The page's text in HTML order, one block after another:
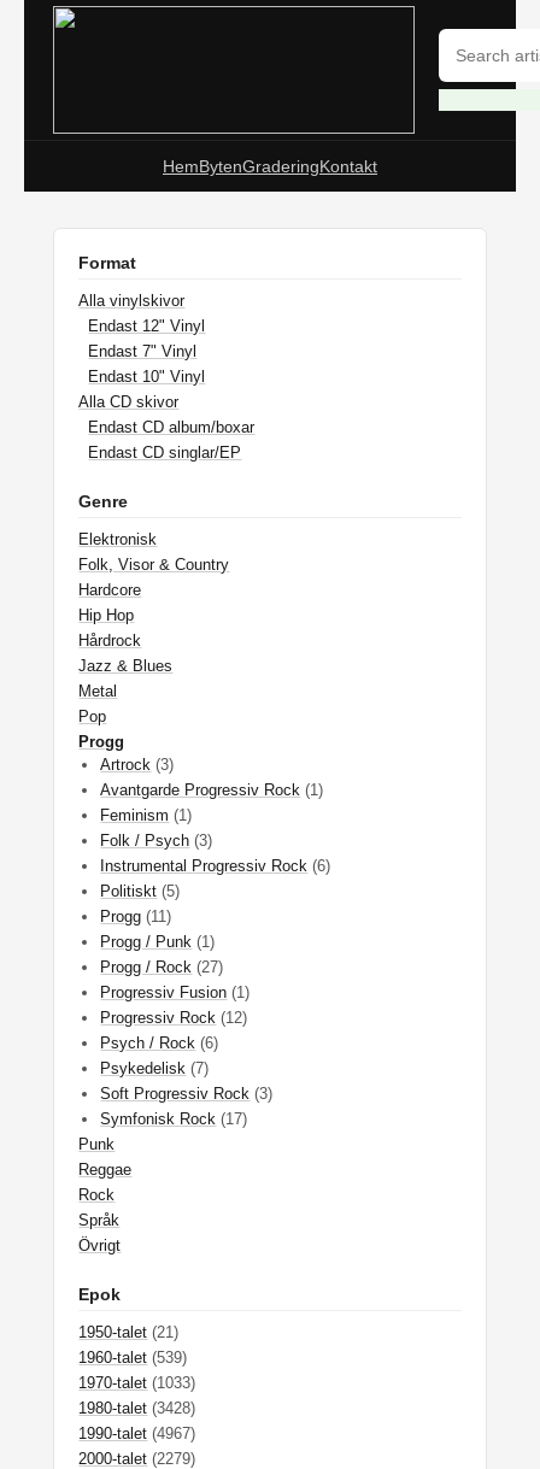
HemBytenGraderingKontakt
Format
Alla vinylskivor
Endast 12" Vinyl
Endast 7" Vinyl
Endast 10" Vinyl
Alla CD skivor
Endast CD album/boxar
Endast CD singlar/EP
Genre
Elektronisk
Folk, Visor & Country
Hardcore
Hip Hop
Hårdrock
Jazz & Blues
Metal
Pop
Progg
Artrock (3)
Avantgarde Progressiv Rock (1)
Feminism (1)
Folk / Psych (3)
Instrumental Progressiv Rock (6)
Politiskt (5)
Progg (11)
Progg / Punk (1)
Progg / Rock (27)
Progressiv Fusion (1)
Progressiv Rock (12)
Psych / Rock (6)
Psykedelisk (7)
Soft Progressiv Rock (3)
Symfonisk Rock (17)
Punk
Reggae
Rock
Språk
Övrigt
Epok
1950-talet (21)
1960-talet (539)
1970-talet (1033)
1980-talet (3428)
1990-talet (4967)
2000-talet (2279)